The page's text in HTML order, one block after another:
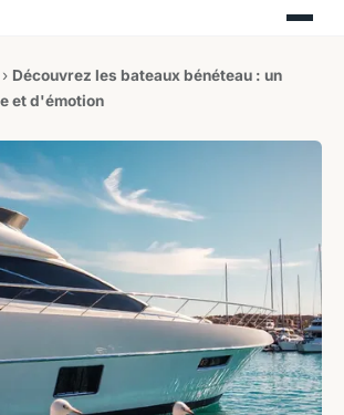
› Découvrez les bateaux bénéteau : un
et d'émotion